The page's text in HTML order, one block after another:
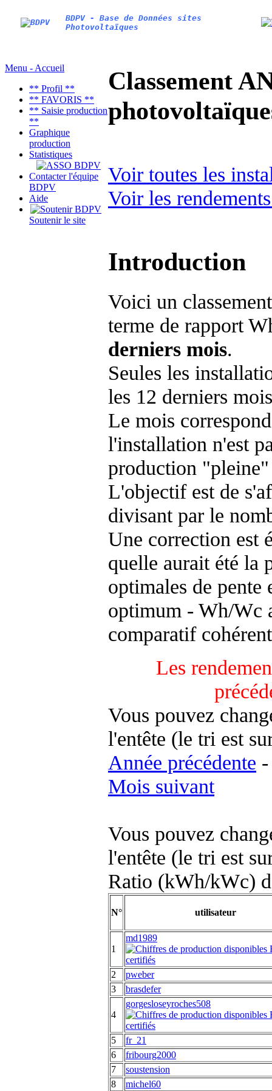
BDPV - Base de Données sites
Photovoltaïques
Menu - Accueil
** Profil **
** FAVORIS **
** Saisie production
**
Graphique
production
Statistiques
Contacter l'équipe
BDPV
Aide
Soutenir le site
Classement
Voir toutes les
Voir les
Introduction
Voici un
terme de rapport
derniers mois.
Seules les
les 12 derniers
Le mois
l'installation n'est
production "pleine"
L'objectif est de
divisant par le
Une correction est
quelle aurait été la
optimales de
optimum - Wh/Wc
comparatif
Les
Vous pouvez
l'entête (le tri est
Année précédente -
Mois suivant
Vous pouvez
l'entête (le tri est
Ratio (kWh/kWc)
N° utilisateur
1
md1989
2
pweber
3
brasdefer
4
gorgesloseyroches508
5
fr_21
6
fribourg2000
7
soustension
8
michel60